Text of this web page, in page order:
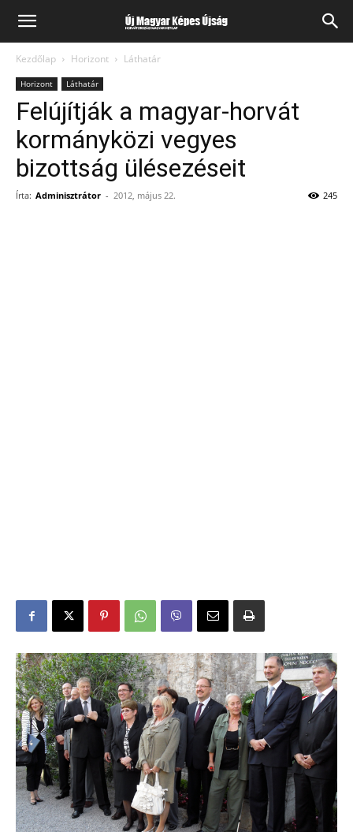
Kezdőlap Horizont Láthatár
Horizont Láthatár
Felújítják a magyar-horvát
kormányközi vegyes
bizottság ülésezéseit
Írta: Adminisztrátor - 2012, május 22. 245